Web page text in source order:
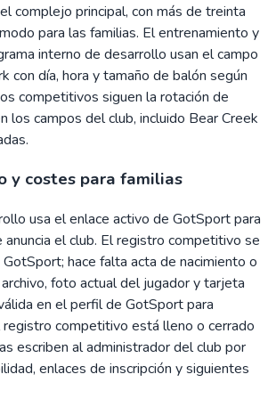
complejo principal, con más de treinta
para las familias. El entrenamiento y
interno de desarrollo usan el campo
con día, hora y tamaño de balón según
competitivos siguen la rotación de
los campos del club, incluido Bear Creek
y costes para familias
usa el enlace activo de GotSport para
el club. El registro competitivo se
hace falta acta de nacimiento o
foto actual del jugador y tarjeta
en el perfil de GotSport para
registro competitivo está lleno o cerrado
escriben al administrador del club por
enlaces de inscripción y siguientes